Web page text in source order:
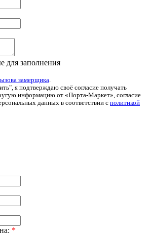
для заполнения
замерщика.
я подтверждаю своё согласие получать
информацию от «Порта-Маркет», согласие
данных в соответствии с политикой
*